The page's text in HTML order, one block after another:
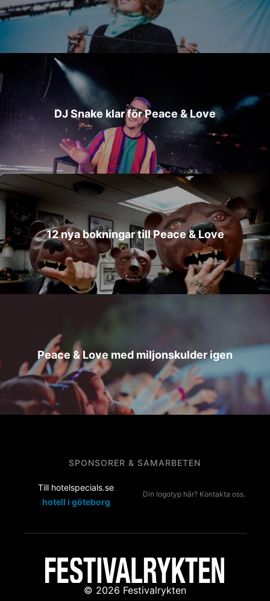
DJ Snake klar för Peace & Love
12 nya bokningar till Peace & Love
Peace & Love med miljonskulder igen
SPONSORER & SAMARBETEN
Till hotelspecials.se
hotell i göteborg
Din logotyp här? Kontakta oss.
© 2026 Festivalrykten